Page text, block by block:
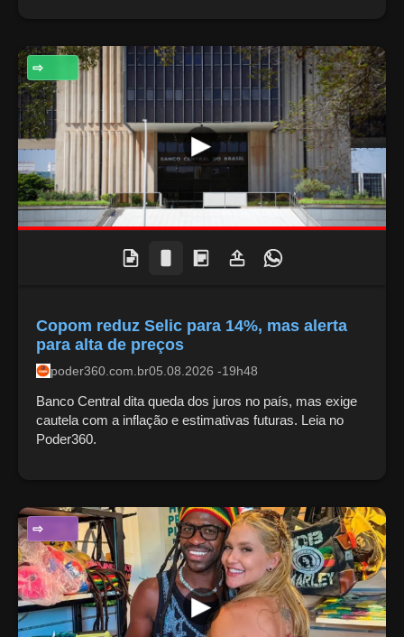
ECONOMIA
Copom reduz Selic para 14%, mas alerta
para alta de preços
poder360.com.br05.08.2026 -19h48
Banco Central dita queda dos juros no país, mas exige
cautela com a inflação e estimativas futuras. Leia no
Poder360.
ENTRETENIMENTO